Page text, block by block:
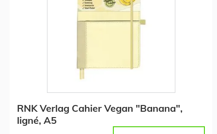
RNK Verlag Cahier Vegan "Banana",
ligné, A5